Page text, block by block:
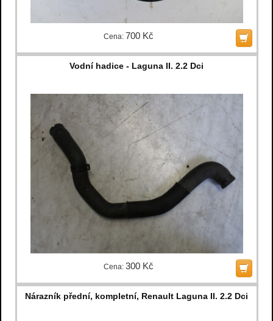
Cena: 700 Kč
Vodní hadice - Laguna II. 2.2 Dci
Cena: 300 Kč
Nárazník přední, kompletní, Renault Laguna II. 2.2 Dci